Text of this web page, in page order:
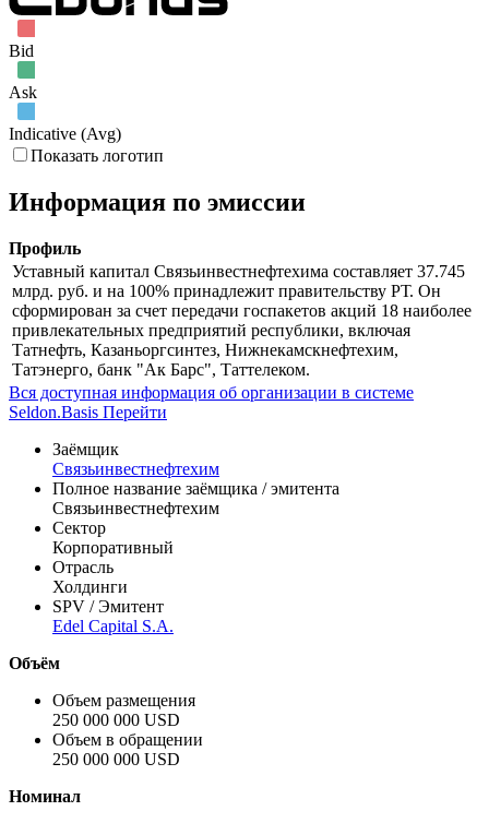
Bid
Ask
Indicative (Avg)
Показать логотип
Информация по эмиссии
Профиль
Уставный капитал Связьинвестнефтехима составляет 37.745
млрд. руб. и на 100% принадлежит правительству РТ. Он
сформирован за счет передачи госпакетов акций 18 наиболее
привлекательных предприятий республики, включая
Татнефть, Казаньоргсинтез, Нижнекамскнефтехим,
Татэнерго, банк "Ак Барс", Таттелеком.
Вся доступная информация об организации в системе
Seldon.Basis Перейти
Заёмщик
Связьинвестнефтехим
Полное название заёмщика / эмитента
Связьинвестнефтехим
Сектор
Корпоративный
Отрасль
Холдинги
SPV / Эмитент
Edel Capital S.A.
Объём
Объем размещения
250 000 000 USD
Объем в обращении
250 000 000 USD
Номинал